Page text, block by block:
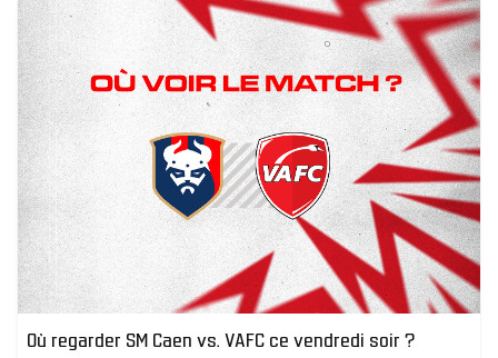
Où regarder SM Caen vs. VAFC ce vendredi soir ?